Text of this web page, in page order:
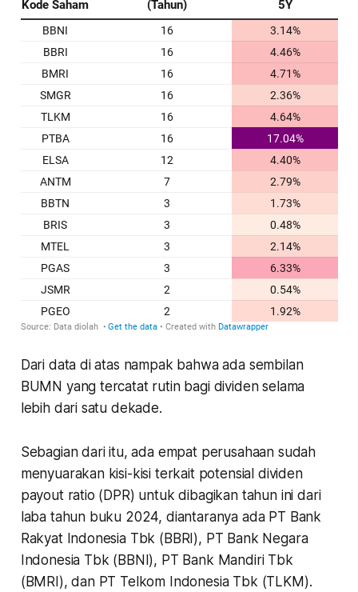
Dari data di atas nampak bahwa ada sembilan
BUMN yang tercatat rutin bagi dividen selama
lebih dari satu dekade.
Sebagian dari itu, ada empat perusahaan sudah
menyuarakan kisi-kisi terkait potensial dividen
payout ratio (DPR) untuk dibagikan tahun ini dari
laba tahun buku 2024, diantaranya ada PT Bank
Rakyat Indonesia Tbk (BBRI), PT Bank Negara
Indonesia Tbk (BBNI), PT Bank Mandiri Tbk
(BMRI), dan PT Telkom Indonesia Tbk (TLKM).